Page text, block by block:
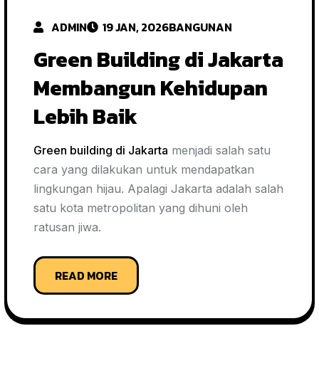
ADMIN 19 JAN, 2026BANGUNAN
Green Building di Jakarta
Membangun Kehidupan
Lebih Baik
Green building di Jakarta menjadi salah satu
cara yang dilakukan untuk mendapatkan
lingkungan hijau. Apalagi Jakarta adalah salah
satu kota metropolitan yang dihuni oleh
ratusan jiwa.
READ MORE